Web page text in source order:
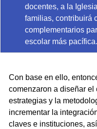
docentes, a la
familias, contribuirá
complementarios
escolar más pacífica.
Con base en ello,
comenzaron a diseñar el
estrategias y la
incrementar la
claves e instituciones,